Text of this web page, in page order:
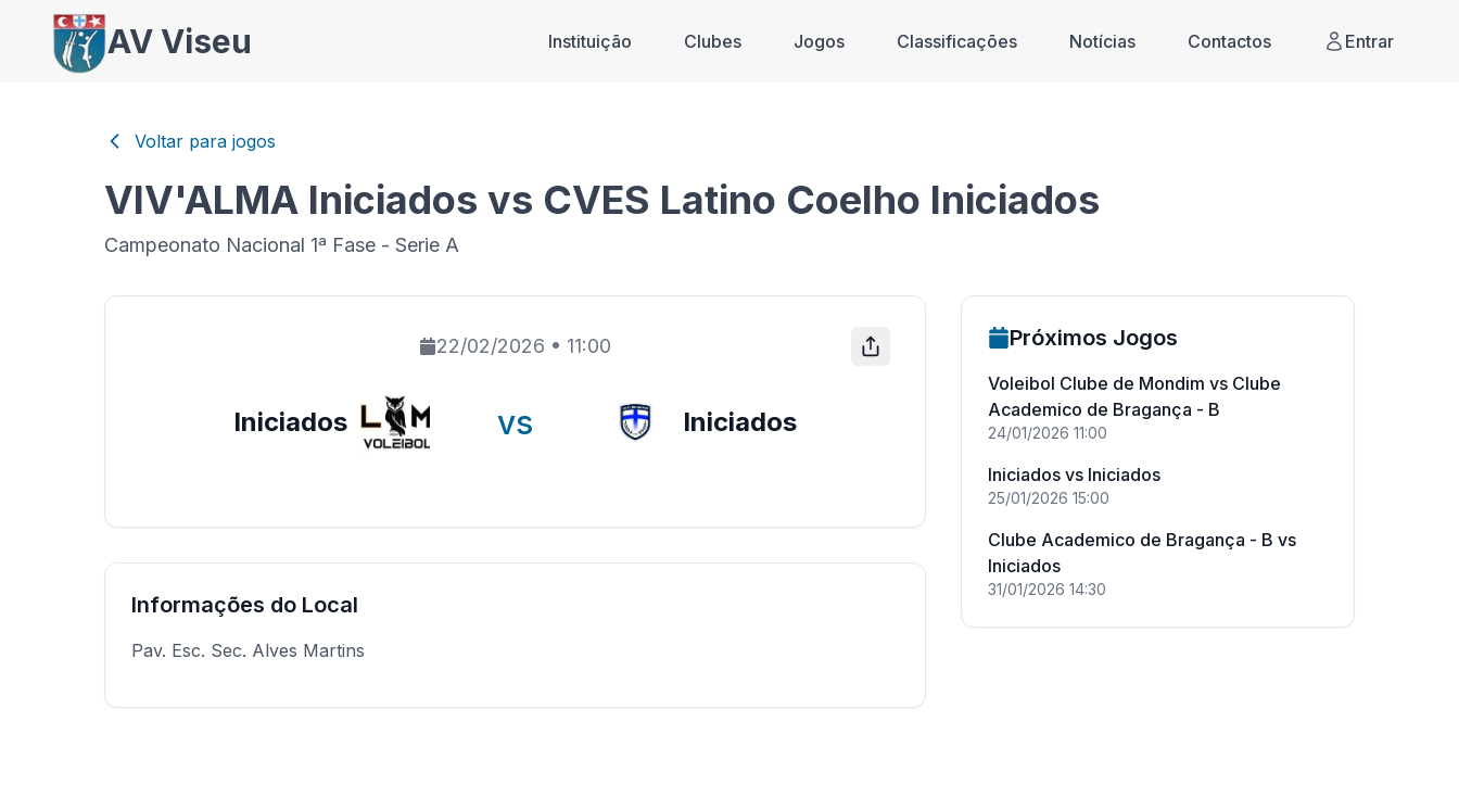
AV Viseu Instituição Clubes Jogos Classificações Notícias Contactos Entrar
Voltar para jogos
VIV'ALMA Iniciados vs CVES Latino Coelho Iniciados
Campeonato Nacional 1ª Fase - Serie A
22/02/2026 • 11:00
Iniciados vs Iniciados
Informações do Local
Pav. Esc. Sec. Alves Martins
Próximos Jogos
Voleibol Clube de Mondim vs Clube
Academico de Bragança - B
24/01/2026 11:00
Iniciados vs Iniciados
25/01/2026 15:00
Clube Academico de Bragança - B vs
Iniciados
31/01/2026 14:30